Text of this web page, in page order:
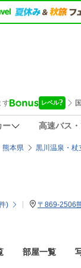
ー 高速バス
熊本県 黒川温泉・杖
) 〒869-2506
部屋一覧